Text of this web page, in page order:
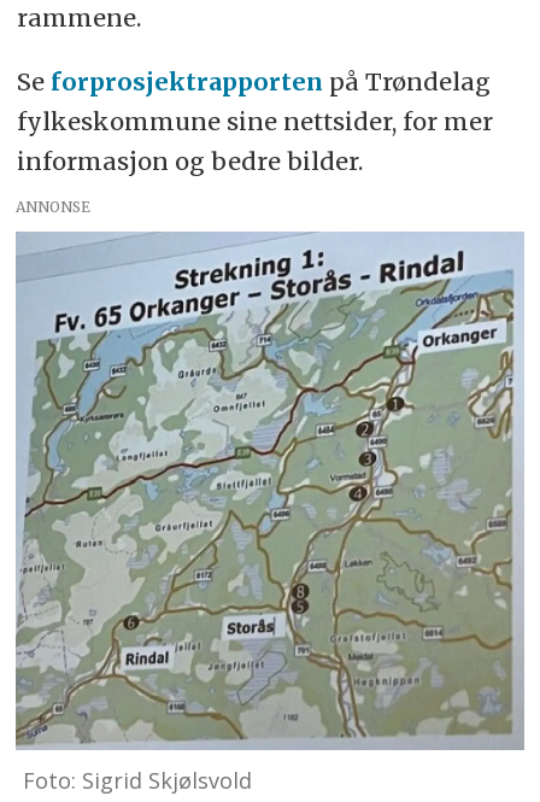
rammene.
Se forprosjektrapporten på Trøndelag
fylkeskommune sine nettsider, for mer
informasjon og bedre bilder.
ANNONSE
Foto: Sigrid Skjølsvold